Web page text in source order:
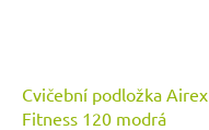
Cvičební podložka Airex
Fitness 120 modrá